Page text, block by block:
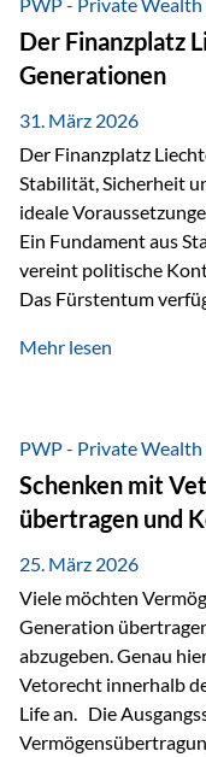
heißt das:Diese
allgemeinen
zur Erfüllung…
Der Finanzplatz
Generationen
31. März 2026
Der Finanzplatz
Stabilität, Sicherheit
ideale
Ein Fundament aus
vereint politische
Das Fürstentum
monarchischen
und Unternehmen.
Staatsfinanzierung:
Staatsschulden auf,
Interessen der
Besonders
liechtensteinischen
Mehr lesen
PWP - Private Wealth
Schenken mit
übertragen und
25. März 2026
Viele möchten
Generation
abzugeben. Genau
Vetorecht innerhalb
Life an. Die